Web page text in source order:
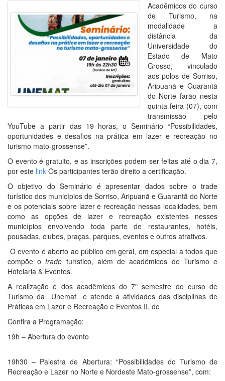
Acadêmicos do curso
de Turismo, na
modalidade a
distância da
Universidade do
Estado de Mato
Grosso, vinculado
aos polos de Sorriso,
Aripuanã e Guarantã
do Norte farão nesta
quinta-feira (07), com
transmissão pelo
YouTube a partir das 19 horas, o Seminário “Possibilidades,
oportunidades e desafios na prática em lazer e recreação no
turismo mato-grossense”.
O evento é gratuito, e as inscrições podem ser feitas até o dia 7,
por este link Os participantes terão direito a certificação.
O objetivo do Seminário é apresentar dados sobre o trade
turístico dos municípios de Sorriso, Aripuanã e Guarantã do Norte
e os potenciais sobre lazer e recreação nessas localidades, bem
como as opções de lazer e recreação existentes nesses
municípios envolvendo toda parte de restaurantes, hotéis,
pousadas, clubes, praças, parques, eventos e outros atrativos.
O evento é aberto ao público em geral, em especial a todos que
compõe otrade turístico, além de acadêmicos de Turismo e
Hotelaria & Eventos.
A realização é dos acadêmicos do 7º semestre do curso de
Turismo da Unemat e atende a atividades das disciplinas de
Práticas em Lazer e Recreação e Eventos II, do
Confira a Programação:
19h – Abertura do evento
19h30 – Palestra de Abertura: “Possibilidades do Turismo de
Recreação e Lazer no Norte e Nordeste Mato-grossense”, com: